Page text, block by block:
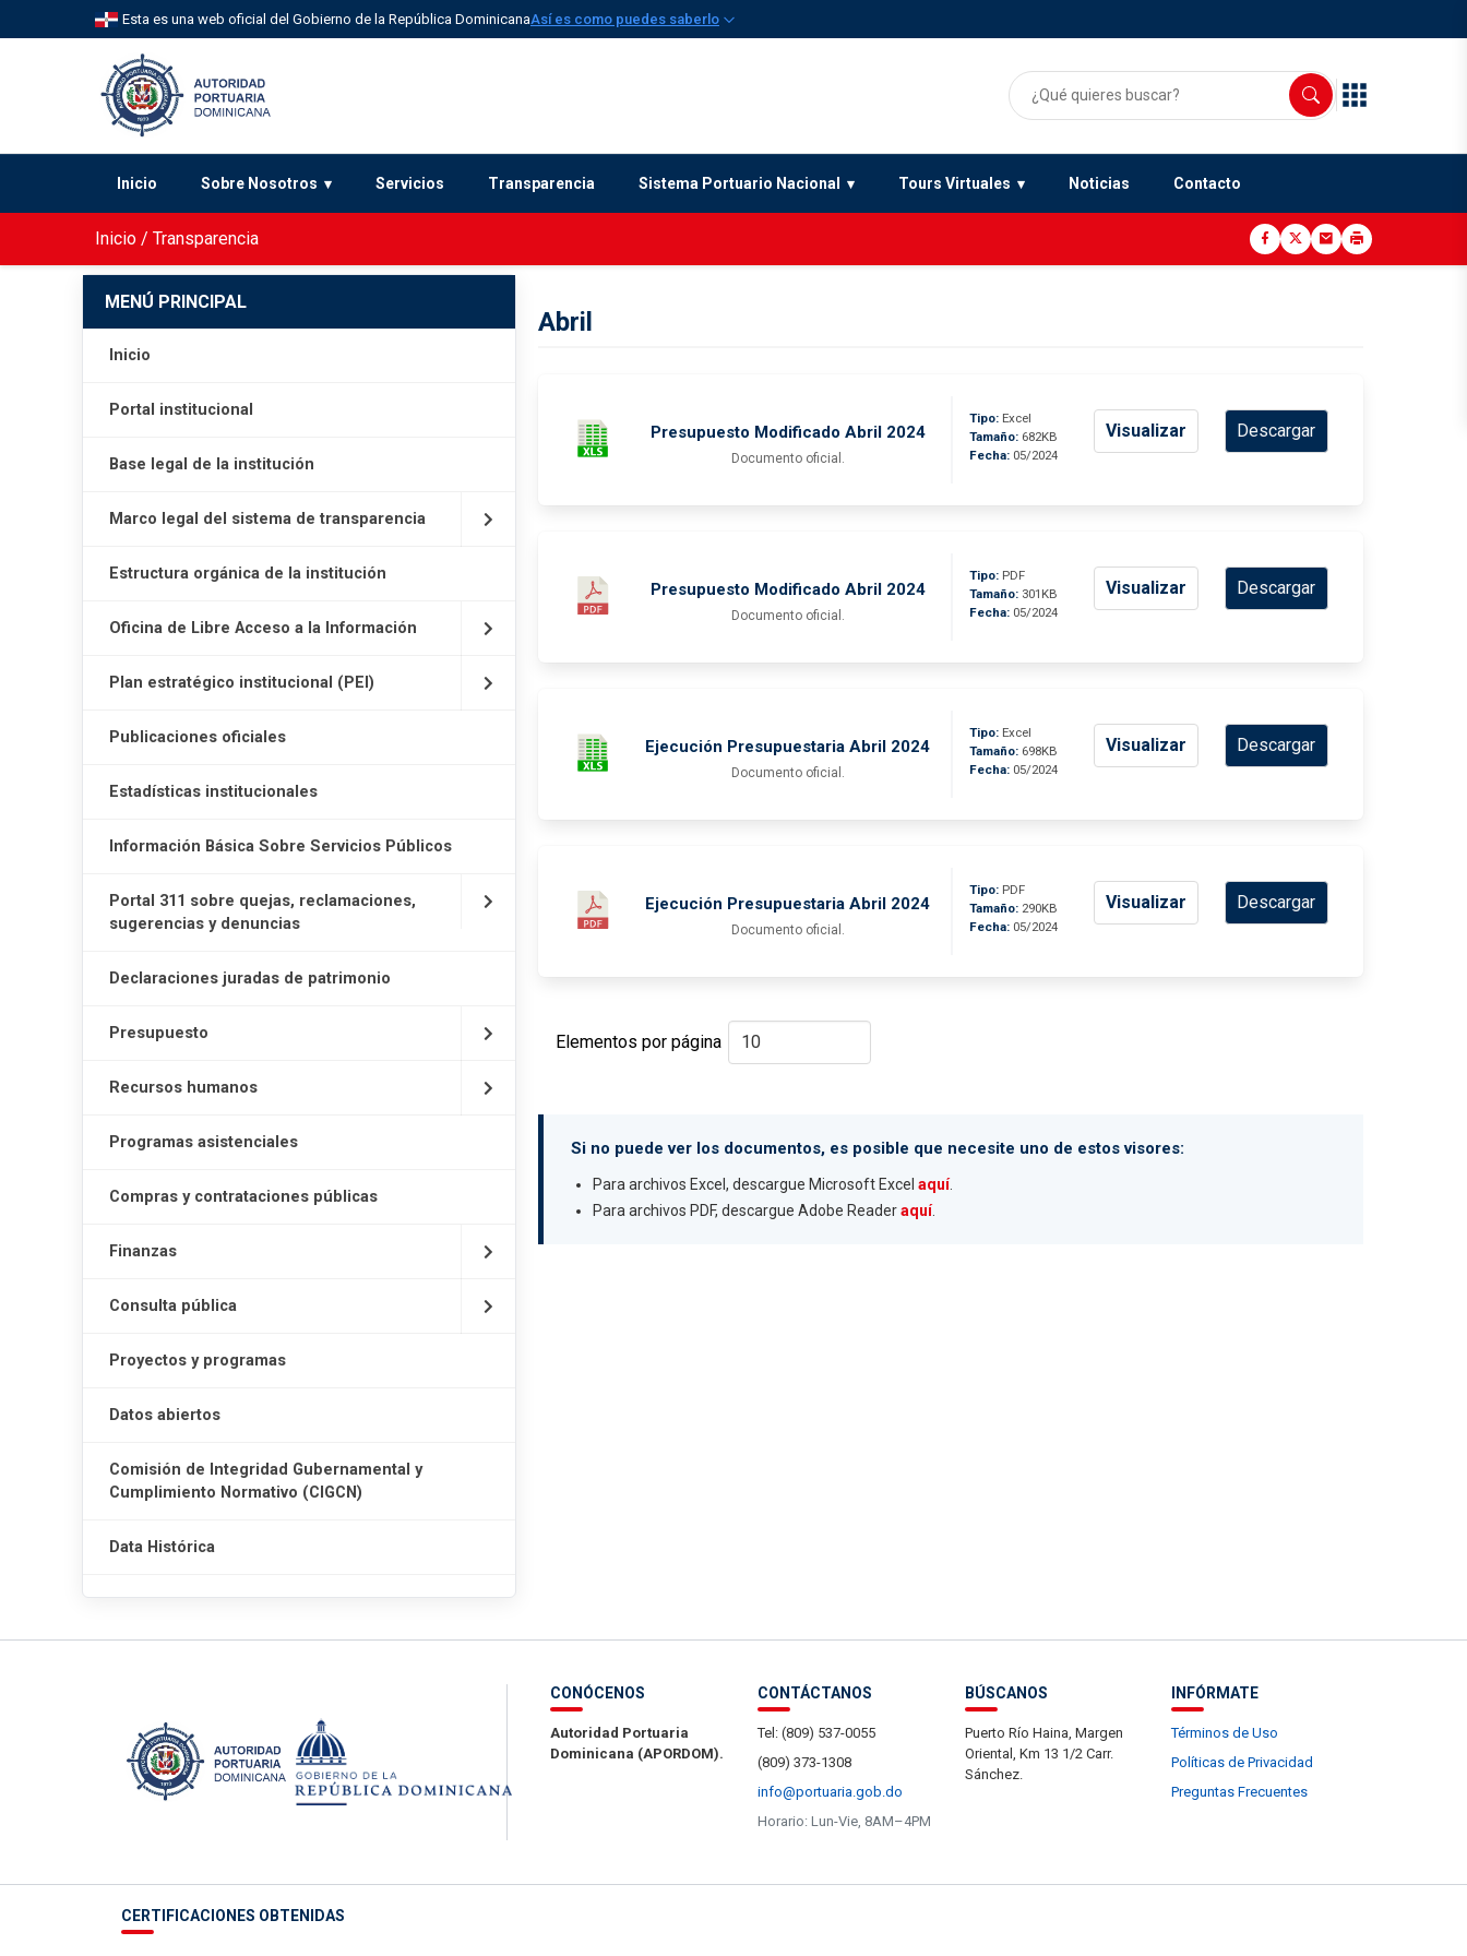
Esta es una web oficial del Gobierno de la República DominicanaAsí es como puedes saberlo
Inicio Sobre Nosotros Servicios Transparencia Sistema Portuario Nacional Tours Virtuales Noticias Contacto
Inicio / Transparencia
MENÚ PRINCIPAL
Inicio
Portal institucional
Base legal de la institución
Marco legal del sistema de transparencia
Estructura orgánica de la institución
Oficina de Libre Acceso a la Información
Plan estratégico institucional (PEI)
Publicaciones oficiales
Estadísticas institucionales
Información Básica Sobre Servicios Públicos
Portal 311 sobre quejas, reclamaciones,
sugerencias y denuncias
Declaraciones juradas de patrimonio
Presupuesto
Recursos humanos
Programas asistenciales
Compras y contrataciones públicas
Finanzas
Consulta pública
Proyectos y programas
Datos abiertos
Comisión de Integridad Gubernamental y
Cumplimiento Normativo (CIGCN)
Data Histórica
Abril
Presupuesto Modificado Abril 2024
Documento oficial.
Tipo: Excel
Tamaño: 682KB
Fecha: 05/2024
Visualizar Descargar
Presupuesto Modificado Abril 2024
Documento oficial.
Tipo: PDF
Tamaño: 301KB
Fecha: 05/2024
Visualizar Descargar
Ejecución Presupuestaria Abril 2024
Documento oficial.
Tipo: Excel
Tamaño: 698KB
Fecha: 05/2024
Visualizar Descargar
Ejecución Presupuestaria Abril 2024
Documento oficial.
Tipo: PDF
Tamaño: 290KB
Fecha: 05/2024
Visualizar Descargar
Elementos por página
Si no puede ver los documentos, es posible que necesite uno de estos visores:
Para archivos Excel, descargue Microsoft Excel aquí.
Para archivos PDF, descargue Adobe Readeraquí.
CONÓCENOS
Autoridad Portuaria
Dominicana (APORDOM).
CONTÁCTANOS
Tel: (809) 537-0055
(809) 373-1308
info@portuaria.gob.do
Horario: Lun-Vie, 8AM–4PM
BÚSCANOS
Puerto Río Haina, Margen
Oriental, Km 13 1/2 Carr.
Sánchez.
INFÓRMATE
Términos de Uso
Políticas de Privacidad
Preguntas Frecuentes
CERTIFICACIONES OBTENIDAS